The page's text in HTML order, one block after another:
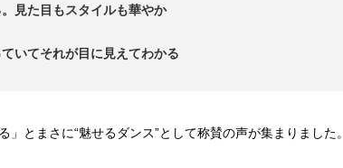
見た目もスタイルも華やか
いてそれが目に見えてわかる
」とまさに“魅せるダンス”として称賛の声が集まりました。